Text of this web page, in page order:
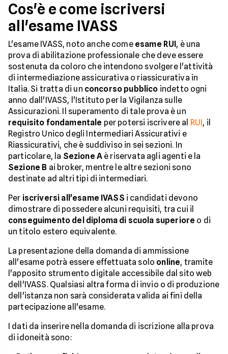
Cos'è e come iscriversi
all'esame IVASS
L'esame IVASS, noto anche come esame RUI , è una
prova di abilitazione professionale che deve essere
sostenuta da coloro che intendono svolgere l'attività
di intermediazione assicurativa o riassicurativa in
Italia. Si tratta di un concorso pubblico indetto ogni
anno dall'IVASS, l'Istituto per la Vigilanza sulle
Assicurazioni. Il superamento di tale prova è un
requisito fondamentale per potersi iscrivere al RUI , il
Registro Unico degli Intermediari Assicurativi e
Riassicurativi, che è suddiviso in sei sezioni. In
particolare, la Sezione A è riservata agli agenti e la
Sezione B ai broker, mentre le altre sezioni sono
destinate ad altri tipi di intermediari.
Per iscriversi all'esame IVASS i candidati devono
dimostrare di possedere alcuni requisiti, tra cui il
conseguimento del diploma di scuola superiore o di
un titolo estero equivalente.
La presentazione della domanda di ammissione
all'esame potrà essere effettuata solo online, tramite
l'apposito strumento digitale accessibile dal sito web
dell'IVASS. Qualsiasi altra forma di invio o di produzione
dell'istanza non sarà considerata valida ai fini della
partecipazione all'esame.
I dati da inserire nella domanda di iscrizione alla prova
di idoneità sono: